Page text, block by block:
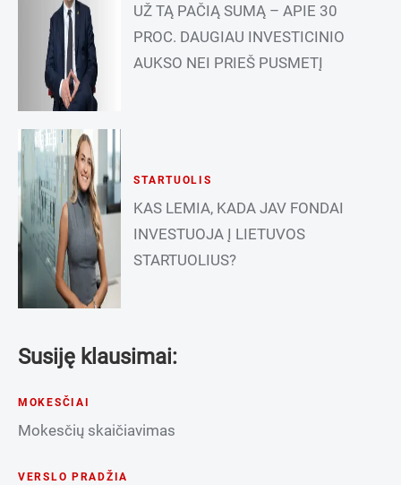
UŽ TĄ PAČIĄ SUMĄ – APIE 30
PROC. DAUGIAU INVESTICINIO
AUKSO NEI PRIEŠ PUSMETĮ
STARTUOLIS
KAS LEMIA, KADA JAV FONDAI
INVESTUOJA Į LIETUVOS
STARTUOLIUS?
Susiję klausimai:
MOKESČIAI
Mokesčių skaičiavimas
VERSLO PRADŽIA